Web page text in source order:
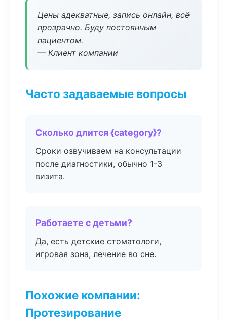
Цены адекватные, запись онлайн, всё
прозрачно. Буду постоянным
пациентом.
— Клиент компании
Часто задаваемые вопросы
Сколько длится {category}?
Сроки озвучиваем на консультации
после диагностики, обычно 1-3
визита.
Работаете с детьми?
Да, есть детские стоматологи,
игровая зона, лечение во сне.
Похожие компании:
Протезирование